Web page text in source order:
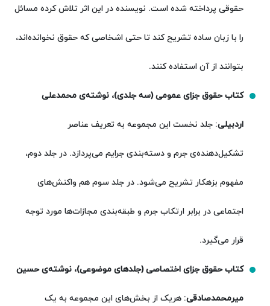
حقوقی پرداخته شده است. نویسنده در این اثر تلاش کرده مسائل
را با زبان ساده تشریح کند تا حتی اشخاصی که حقوق نخوانده‌اند،
بتوانند از آن استفاده کنند.
کتاب حقوق جزای عمومی (سه جلدی)، نوشته‌ی محمدعلی
اردبیلی: جلد نخست این مجموعه به تعریف عناصر
تشکیل‌دهنده‌ی جرم و دسته‌بندی جرایم می‌پردازد. در جلد دوم،
مفهوم بزهکار تشریح می‌شود. در جلد سوم هم واکنش‌های
اجتماعی در برابر ارتکاب جرم و طبقه‌بندی مجازات‌ها مورد توجه
قرار می‌گیرد.
کتاب حقوق جزای اختصاصی (جلدهای موضوعی)، نوشته‌ی حسین
میرمحمدصادقی: هریک از بخش‌های این مجموعه به یک